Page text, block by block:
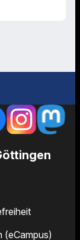
(eCampus)